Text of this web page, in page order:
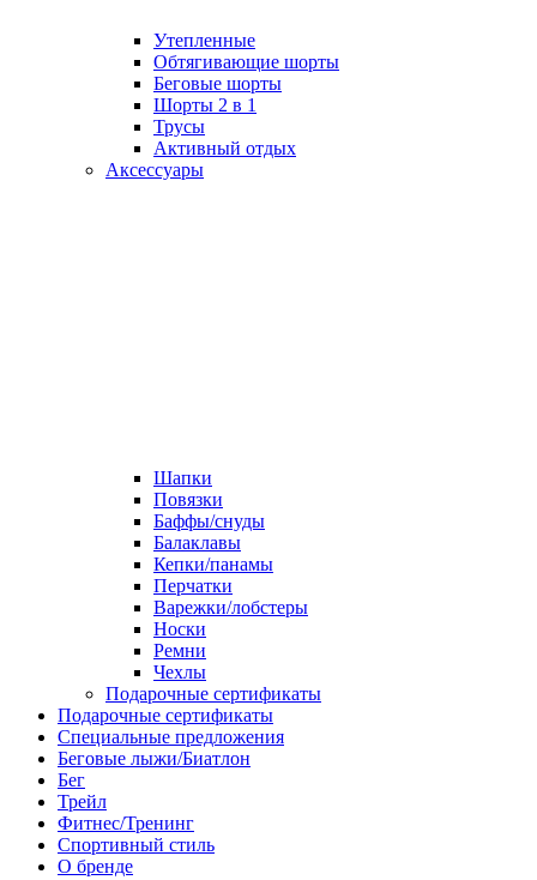
Утепленные
Обтягивающие шорты
Беговые шорты
Шорты 2 в 1
Трусы
Активный отдых
Аксессуары
Шапки
Повязки
Баффы/снуды
Балаклавы
Кепки/панамы
Перчатки
Варежки/лобстеры
Носки
Ремни
Чехлы
Подарочные сертификаты
Подарочные сертификаты
Специальные предложения
Беговые лыжи/Биатлон
Бег
Трейл
Фитнес/Тренинг
Спортивный стиль
О бренде